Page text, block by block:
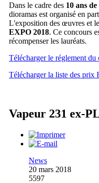
Dans le cadre des 10 ans
dioramas est organisé en
L'exposition des œuvres et
EXPO 2018. Ce concours
récompenser les lauréats.
Télécharger le réglement du
Télécharger la liste des prix
Vapeur 231 ex-
News
20 mars 2018
5597